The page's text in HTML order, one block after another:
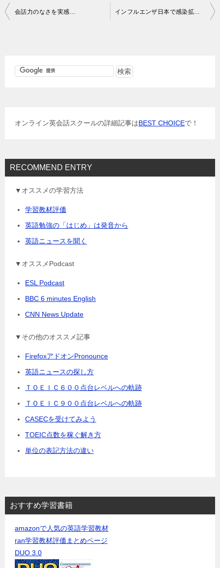
投
会話力のなさを実感…
オンライン英会話スクールの詳細記事はBEST CHOICEで！
RECOMMEND ENTRY
▼オススメの学習方法
学習教材評価
英語勉強の「はじめ」は発音から
英語ニュースを聞く
▼オススメPodcast
ESL Podcast
BBC 6 minutes English
CNN News Update
▼その他のオススメ記事
FirefoxアドオンPronounce
英語ニュースの探し方
ＴＯＥＩＣ６００点台レベルへの軌跡
ＴＯＥＩＣ９００点台レベルへの軌跡
CASECを受けてみよう
TOEIC点数を稼ぐ解き方
単位の表記方法の違い
おすすめ学習書籍
amazonで人気の英語学習教材
ran学習教材評価まとめページ
DUO 3.0